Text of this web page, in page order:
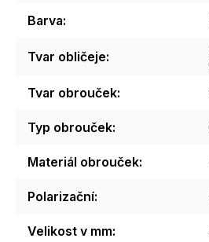
Barva:
Tvar obličeje:
Tvar obrouček:
Typ obrouček:
Materiál obrouček:
Polarizační:
Velikost v mm: